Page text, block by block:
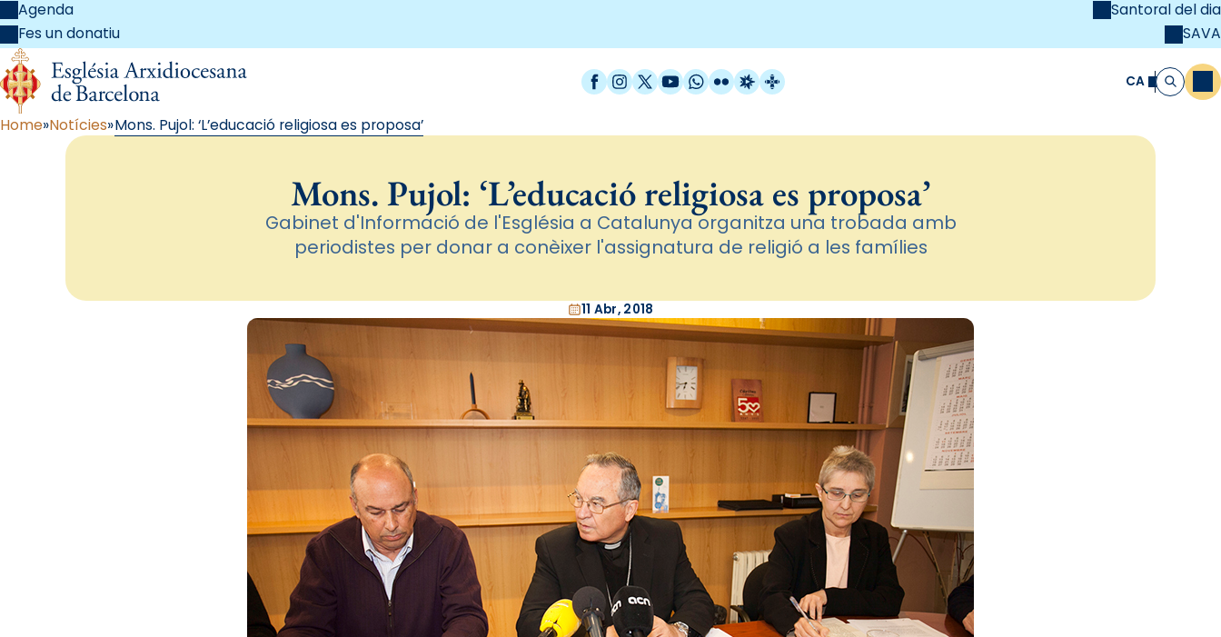
Agenda
Fes un donatiu
Santoral del dia
SAVA
Facebook
Instagram
X / Twitter
YouTube
WhatsApp
FlickrRadio Estel
Catalunya Cristiana CA Cerca
Home Notícies Mons. Pujol: ‘L’educació religiosa es proposa’
Mons. Pujol: ‘L’educació religiosa es proposa’
Gabinet d'Informació de l'Església a Catalunya organitza una trobada amb
periodistes per donar a conèixer l'assignatura de religió a les famílies
11 Abr, 2018